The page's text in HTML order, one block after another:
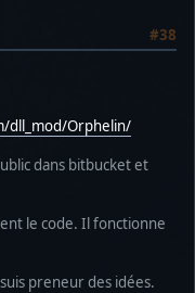
#38
dll_mod/Orphelin/
dans bitbucket et
le code. Il fonctionne
preneur des idées.